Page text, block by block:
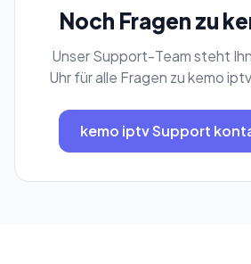
Noch Fragen zu
Unser Support-Team steht
Uhr für alle Fragen zu kemo
kemo iptv Support